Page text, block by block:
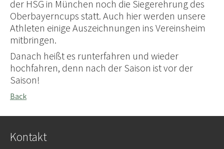
der HSG in München noch die Siegerehrung des
Oberbayerncups statt. Auch hier werden unsere
Athleten einige Auszeichnungen ins Vereinsheim
mitbringen.
Danach heißt es runterfahren und wieder
hochfahren, denn nach der Saison ist vor der
Saison!
Back
Kontakt